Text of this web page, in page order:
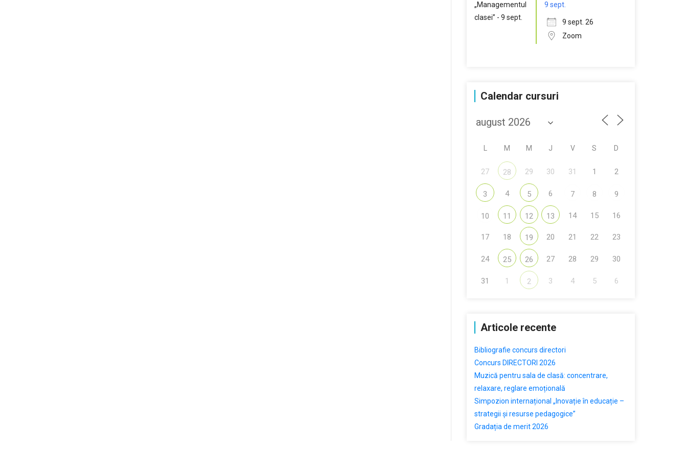
9 sept.
9 sept. 26
Zoom
Calendar cursuri
M M J V S D
27 28 29 30 31 1 2
3 4 5 6 7 8 9
10 11 12 13 14 15 16
17 18 19 20 21 22 23
24 25 26 27 28 29 30
31 1 2 3 4 5 6
Articole recente
Bibliografie concurs directori
Concurs DIRECTORI 2026
Muzică pentru sala de clasă: concentrare,
relaxare, reglare emoțională
Simpozion internațional „Inovație în educație –
strategii și resurse pedagogice”
Gradația de merit 2026